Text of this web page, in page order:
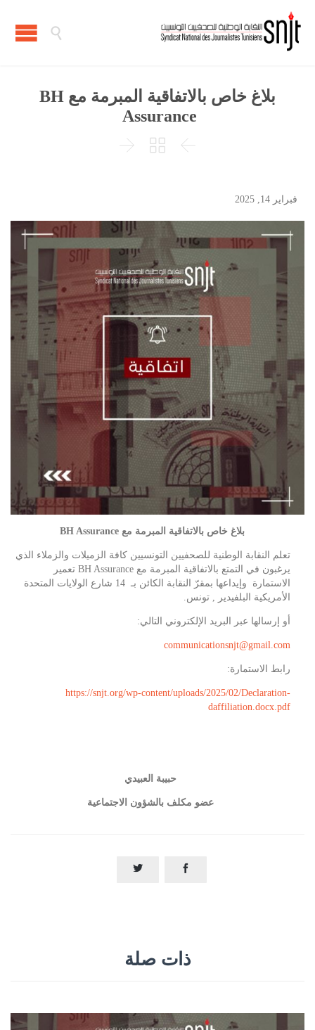

بلاغ خاص بالاتفاقية المبرمة مع BH
Assurance



فبراير 14, 2025
بلاغ خاص بالاتفاقية المبرمة مع BH Assurance
تعلم النقابة الوطنية للصحفيين التونسيين كافة الزميلات والزملاء الذي
يرغبون في التمتع بالاتفاقية المبرمة مع BH Assurance تعمير
الاستمارة وإيداعها بمقرّ النقابة الكائن بـ 14 شارع الولايات المتحدة
الأمريكية البلفيدير , تونس.
أو إرسالها عبر البريد الإلكتروني التالي:
communicationsnjt@gmail.com
رابط الاستمارة:
https://snjt.org/wp-content/uploads/2025/02/Declaration-
daffiliation.docx.pdf
حبيبة العبيدي
عضو مكلف بالشؤون الاجتماعية


ذات صلة